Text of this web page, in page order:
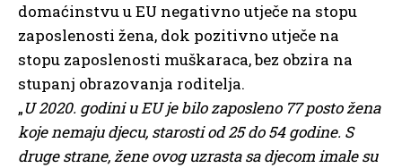
domaćinstvu u EU negativno utječe na stopu
zaposlenosti žena, dok pozitivno utječe na
stopu zaposlenosti muškaraca, bez obzira na
stupanj obrazovanja roditelja.
„U 2020. godini u EU je bilo zaposleno 77 posto žena
koje nemaju djecu, starosti od 25 do 54 godine. S
druge strane, žene ovog uzrasta sa djecom imale su